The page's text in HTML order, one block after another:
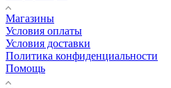
Магазины
Условия оплаты
Условия доставки
Политика конфиденциальности
Помощь